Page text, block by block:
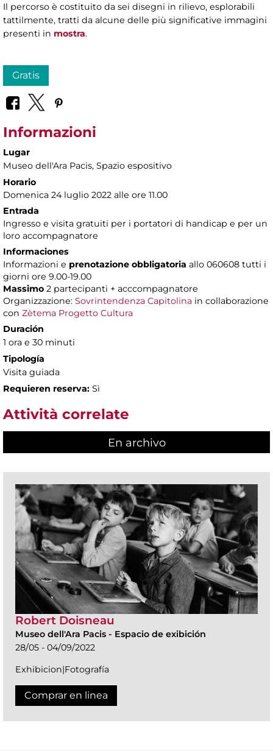
Il percorso è costituito da sei disegni in rilievo, esplorabili
tattilmente, tratti da alcune delle più significative immagini
presenti in mostra.
Gratis
Informazioni
Lugar
Museo dell'Ara Pacis, Spazio espositivo
Horario
Domenica 24 luglio 2022 alle ore 11.00
Entrada
Ingresso e visita gratuiti per i portatori di handicap e per un
loro accompagnatore
Informaciones
Informazioni e prenotazione obbligatoria allo 060608 tutti i
giorni ore 9.00-19.00
Massimo 2 partecipanti + acccompagnatore
Organizzazione: Sovrintendenza Capitolina in collaborazione
con Zètema Progetto Cultura
Duración
1 ora e 30 minuti
Tipología
Visita guiada
Requieren reserva: Sì
Attività correlate
En archivo
Robert Doisneau
Museo dell'Ara Pacis - Espacio de exibición
28/05 - 04/09/2022
Exhibicion|Fotografía
Comprar en linea